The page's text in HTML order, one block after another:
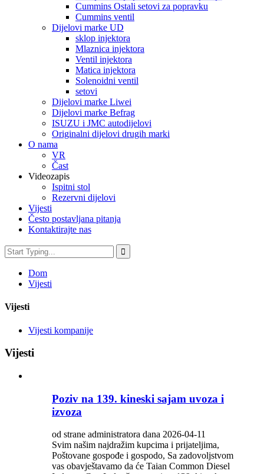
Cummins Ostali setovi za popravku
Cummins ventil
Dijelovi marke UD
sklop injektora
Mlaznica injektora
Ventil injektora
Matica injektora
Solenoidni ventil
setovi
Dijelovi marke Liwei
Dijelovi marke Befrag
ISUZU i JMC autodijelovi
Originalni dijelovi drugih marki
O nama
VR
Čast
Videozapis
Ispitni stol
Rezervni dijelovi
Vijesti
Često postavljana pitanja
Kontaktirajte nas
Dom
Vijesti
Vijesti
Vijesti kompanije
Vijesti
Poziv na 139. kineski sajam uvoza i
izvoza
od strane administratora dana 2026-04-11
Svim našim najdražim kupcima i prijateljima,
Poštovane gospođe i gospodo, Sa zadovoljstvom
vas obavještavamo da će Taian Common Diesel